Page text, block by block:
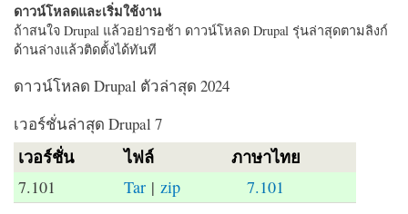
ดาวน์โหลดและเริ่มใช้งาน
ถ้าสนใจ Drupal แล้วอย่ารอช้า ดาวน์โหลด Drupal รุ่นล่าสุดตามลิงก์
ด้านล่างแล้วติดตั้งได้ทันที
ดาวน์โหลด Drupal ตัวล่าสุด 2024
เวอร์ชั่นล่าสุด Drupal 7
เวอร์ชั่น ไฟล์ ภาษาไทย
7.101 Tar |zip 7.101